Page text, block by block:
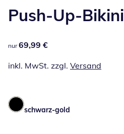
Push-Up-Bikini
69,99 €
nur 69,99 €
inkl. MwSt. zzgl. Versand
schwarz-gold